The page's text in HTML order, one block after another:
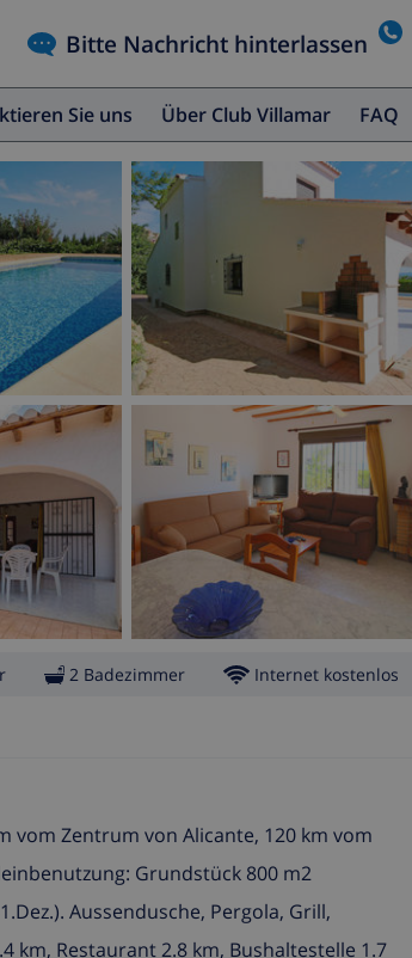
Bitte Nachricht hinterlassen
Sie uns Über Club Villamar FAQ
2 Badezimmer Internet kostenlos
vom Zentrum von Alicante, 120 km vom
Grundstück 800 m2
Aussendusche, Pergola, Grill,
km, Restaurant 2.8 km, Bushaltestelle 1.7